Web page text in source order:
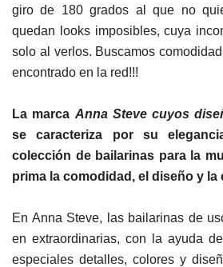
giro de 180 grados al que no
quedan looks imposibles, cuya
solo al verlos. Buscamos
encontrado en la red!!!
La marca Anna Steve cuyos
se caracteriza por su
colección de bailarinas para la
prima la comodidad, el diseño y la
En Anna Steve, las bailarinas de
en extraordinarias, con la ayuda
especiales detalles, colores y